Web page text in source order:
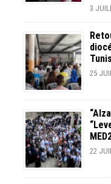
3
25
22